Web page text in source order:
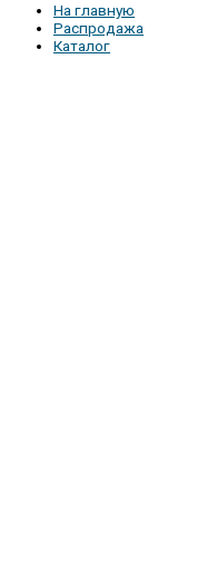
На главную
Распродажа
Каталог